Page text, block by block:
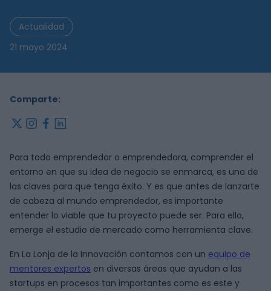
Actualidad
21 mayo 2024
Comparte:
x instagram
facebook
Para todo emprendedor o emprendedora, comprender el
entorno en que su idea de negocio se enmarca, es una de
las claves para que tenga éxito. Y es que antes de lanzarte
de cabeza al mundo emprendedor, es importante
entender lo viable que tu proyecto puede ser. Para ello,
emerge el estudio de mercado como herramienta clave.
En La Lonja de la Innovación contamos con un equipo de
mentores expertos en diversas áreas que ayudan a las
startups en procesos tan importantes como es este y